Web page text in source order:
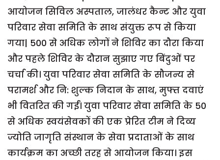
आयोजन सिविल अस्पताल, जालंधर कैन्ट और युवा
परिवार सेवा समिति के साथ संयुक्त रूप से किया
गया| 500 से अधिक लोगों ने शिविर का दौरा किया
और पहले शिविर के दौरान सुझाए गए बिंदुओं पर
चर्चा की। युवा परिवार सेवा समिति के सौजन्य से
परामर्श और नि: शुल्क निदान के साथ, मुफ्त दवाएं
भी वितरित की गईं। युवा परिवार सेवा समिति के 50
से अधिक स्वयंसेवकों की एक प्रेरित टीम ने दिव्य
ज्योति जागृति संस्थान के सेवा प्रदाताओं के साथ
कार्यक्रम का अच्छी तरह से आयोजन किया। इस